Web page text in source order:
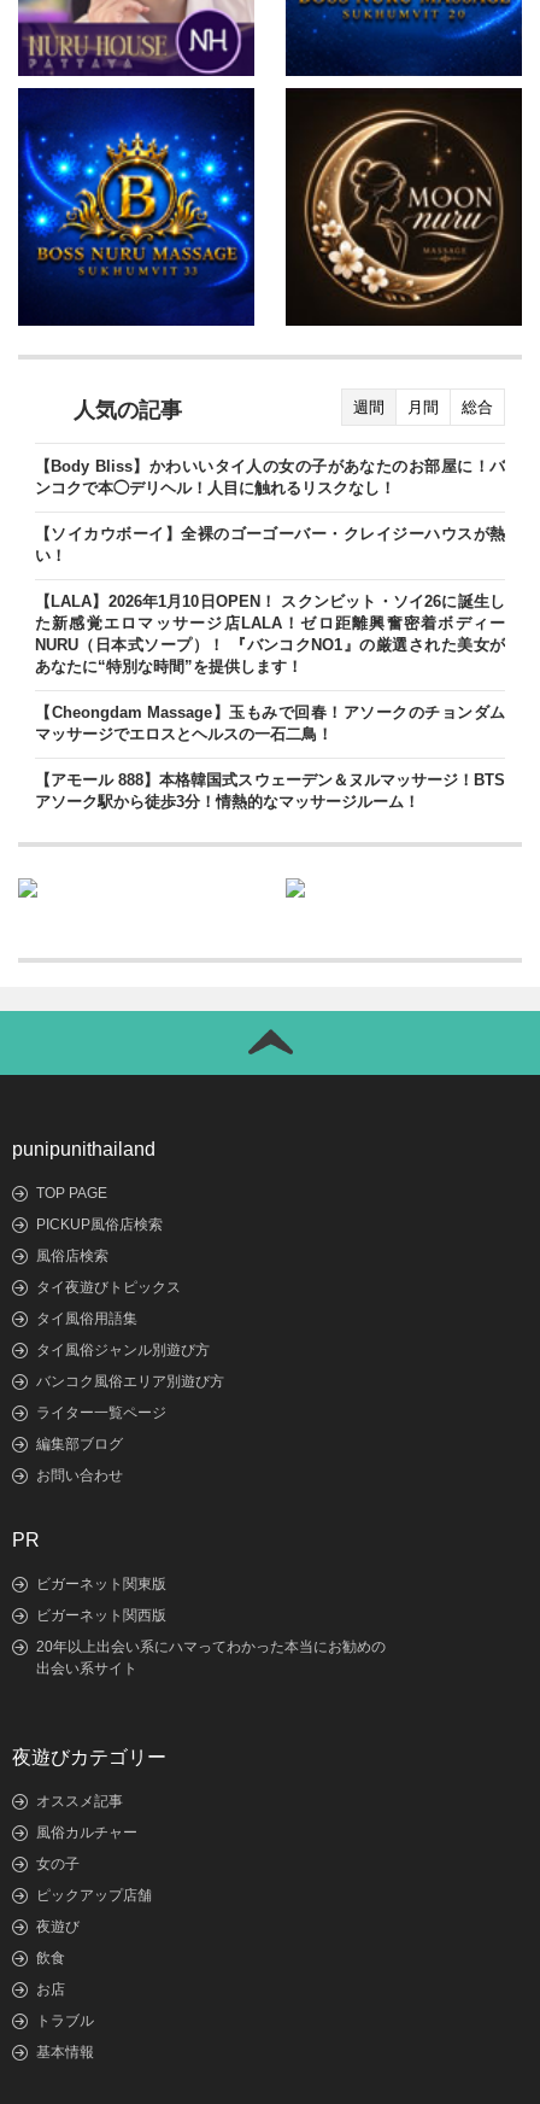
人気の記事 週間 月間 総合
【Body Bliss】かわいいタイ人の女の子があなたのお部屋に！バ
ンコクで本◯デリヘル！人目に触れるリスクなし！
【ソイカウボーイ】全裸のゴーゴーバー・クレイジーハウスが熱
い！
【LALA】2026年1月10日OPEN！ スクンビット・ソイ26に誕生し
た新感覚エロマッサージ店LALA！ゼロ距離興奮密着ボディー
NURU（日本式ソープ）！ 『バンコクNO1』の厳選された美女が
あなたに“特別な時間”を提供します！
【Cheongdam Massage】玉もみで回春！アソークのチョンダム
マッサージでエロスとヘルスの一石二鳥！
【アモール 888】本格韓国式スウェーデン＆ヌルマッサージ！BTS
アソーク駅から徒歩3分！情熱的なマッサージルーム！
punipunithailand
TOP PAGE
PICKUP風俗店検索
風俗店検索
タイ夜遊びトピックス
タイ風俗用語集
タイ風俗ジャンル別遊び方
バンコク風俗エリア別遊び方
ライター一覧ページ
編集部ブログ
お問い合わせ
PR
ビガーネット関東版
ビガーネット関西版
20年以上出会い系にハマってわかった本当にお勧めの
出会い系サイト
夜遊びカテゴリー
オススメ記事
風俗カルチャー
女の子
ピックアップ店舗
夜遊び
飲食
お店
トラブル
基本情報